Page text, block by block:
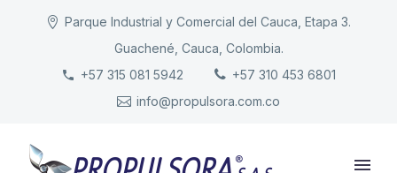
Parque Industrial y Comercial del Cauca, Etapa 3.
Guachené, Cauca, Colombia.
+57 315 081 5942
+57 310 453 6801
info@propulsora.com.co
INICIO
PRODUCTOS